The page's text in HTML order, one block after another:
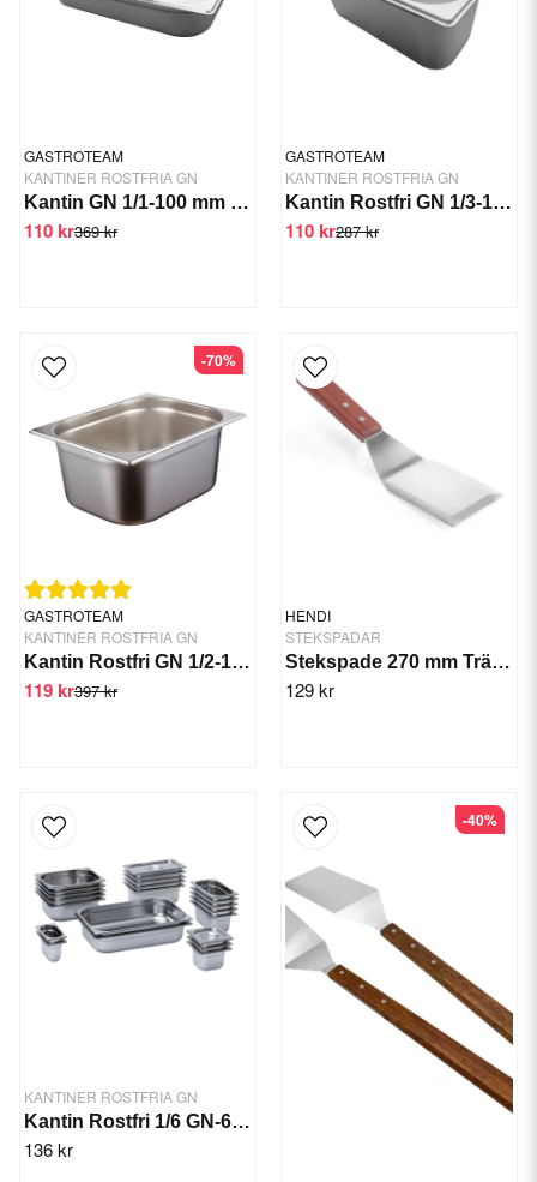
GASTROTEAM
KANTINER ROSTFRIA GN
Kantin GN 1/1-100 mm GTSWT
369 kr
110 kr
GASTROTEAM
KANTINER ROSTFRIA GN
Kantin Rostfri GN 1/3-150 mm GTSWT
287 kr
110 kr
GASTROTEAM
KANTINER ROSTFRIA GN
Kantin Rostfri GN 1/2-150 mm
397 kr
119 kr
-70%
HENDI
STEKSPADAR
Stekspade 270 mm Trähandtag
129 kr
KANTINER ROSTFRIA GN
Kantin Rostfri 1/6 GN-65 mm
136 kr
-40%